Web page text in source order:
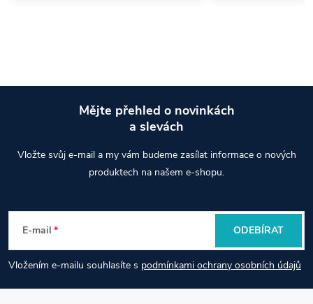
p
a
t
Mějte přehled o novinkách
a slevách
Vložte svůj e-mail a my vám budeme zasílat informace o nových
produktech na našem e-shopu.
E-mail
Vložením e-mailu souhlasíte s podmínkami ochrany osobních údajů
ODEBÍRAT